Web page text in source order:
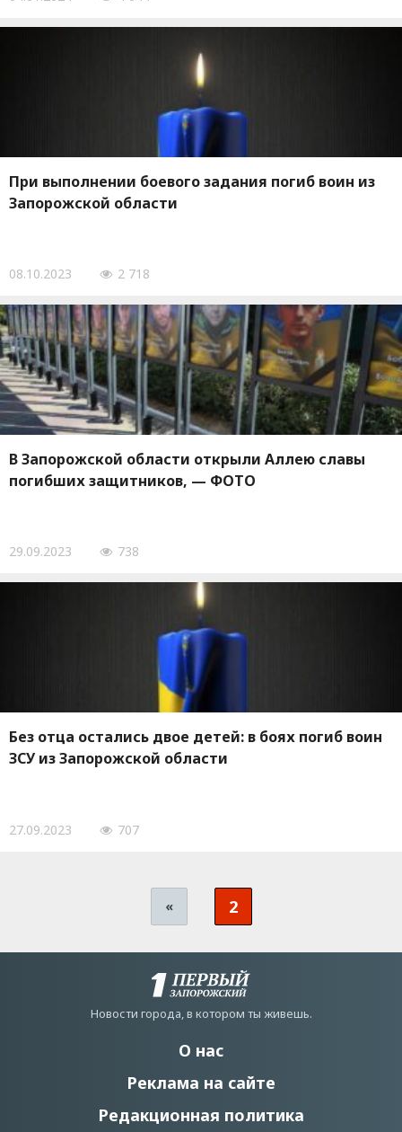
При выполнении боевого задания погиб воин из
Запорожской области
08.10.2023 2 718
В Запорожской области открыли Аллею славы
погибших защитников, — ФОТО
29.09.2023 738
Без отца остались двое детей: в боях погиб воин
ЗСУ из Запорожской области
27.09.2023 707
« 2
Новости города, в котором ты живешь.
О нас
Реклама на сайте
Редакционная политика